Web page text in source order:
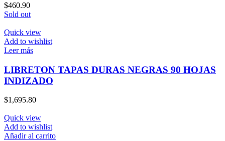
$460.90
Sold out
Quick view
Add to wishlist
Leer más
LIBRETON TAPAS DURAS NEGRAS 90 HOJAS
INDIZADO
$1,695.80
Quick view
Add to wishlist
Añadir al carrito